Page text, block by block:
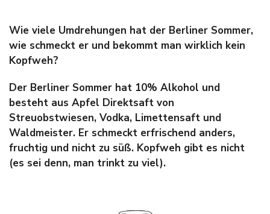
Wie viele Umdrehungen hat der Berliner Sommer,
wie schmeckt er und bekommt man wirklich kein
Kopfweh?
Der Berliner Sommer hat 10% Alkohol und
besteht aus Apfel Direktsaft von
Streuobstwiesen, Vodka, Limettensaft und
Waldmeister. Er schmeckt erfrischend anders,
fruchtig und nicht zu süß. Kopfweh gibt es nicht
(es sei denn, man trinkt zu viel).